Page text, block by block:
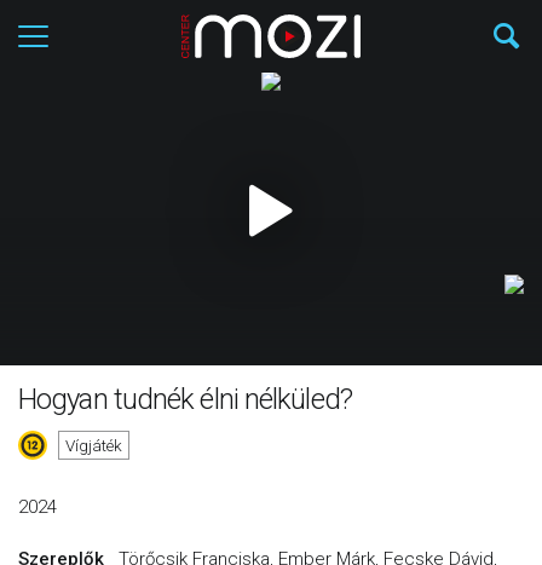
Hogyan tudnék élni nélküled?
Vígjáték
2024
Szereplők
Törőcsik Franciska, Ember Márk, Fecske Dávid,